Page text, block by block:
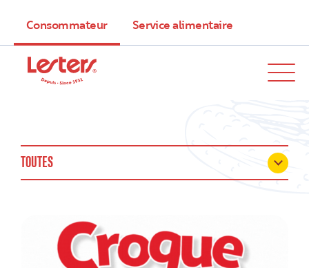
Consommateur Service alimentaire
TOUTES